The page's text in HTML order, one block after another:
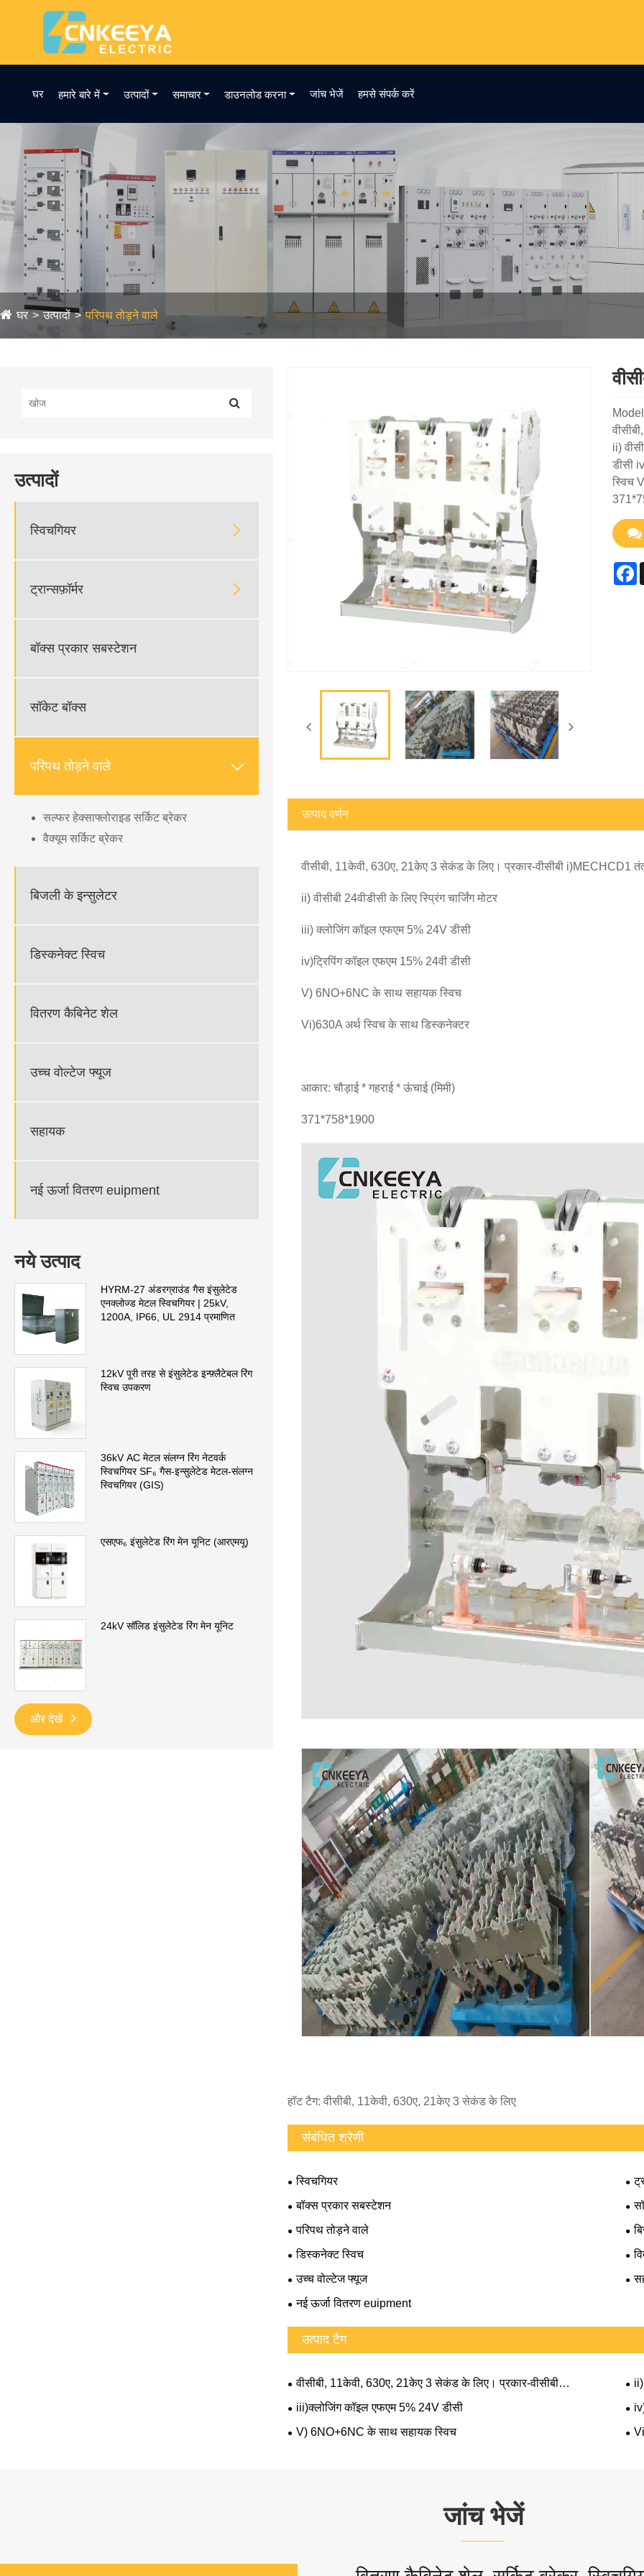
घर हमारे बारे में उत्पादों समाचार डाउनलोड करना जांच भेजें हमसे संपर्क करें
घर उत्पादों परिपथ तोड़ने वाले
उत्पादों
स्विचगियर 
ट्रान्सफ़ॉर्मर 
बॉक्स प्रकार सबस्टेशन
सॉकेट बॉक्स
परिपथ तोड़ने वाले 
सल्फर हेक्साफ्लोराइड सर्किट ब्रेकर
वैक्यूम सर्किट ब्रेकर
बिजली के इन्सुलेटर
डिस्कनेक्ट स्विच
वितरण कैबिनेट शेल
उच्च वोल्टेज फ्यूज
सहायक
नई ऊर्जा वितरण euipment
नये उत्पाद
HYRM-27 अंडरग्राउंड गैस इंसुलेटेड
एनक्लोज्ड मेटल स्विचगियर | 25kV,
1200A, IP66, UL 2914 प्रमाणित
12kV पूरी तरह से इंसुलेटेड इन्फ़्लैटेबल रिंग
स्विच उपकरण
36kV AC मेटल संलग्न रिंग नेटवर्क
स्विचगियर SF₆ गैस-इन्सुलेटेड मेटल-संलग्न
स्विचगियर (GIS)
एसएफ₆ इंसुलेटेड रिंग मेन यूनिट (आरएमयू)
24kV सॉलिड इंसुलेटेड रिंग मेन यूनिट
और देखें
ii)
डीसी
स्विच
उत्पाद वर्णन
वीसीबी, 11केवी, 630ए, 21केए 3 सेकंड के लिए। प्रकार-वीसीबी i)MECHCD1
ii) वीसीबी 24वीडीसी के लिए स्प्रिंग चार्जिंग मोटर
iii) क्लोजिंग कॉइल एफएम 5% 24V डीसी
iv)ट्रिपिंग कॉइल एफएम 15% 24वी डीसी
V) 6NO+6NC के साथ सहायक स्विच
Vi)630A अर्थ स्विच के साथ डिस्कनेक्टर
आकार: चौड़ाई * गहराई * ऊंचाई (मिमी)
371*758*1900
हॉट टैग: वीसीबी, 11केवी, 630ए, 21केए 3 सेकंड के लिए
संबंधित श्रेणी
स्विचगियर
बॉक्स प्रकार सबस्टेशन
परिपथ तोड़ने वाले
डिस्कनेक्ट स्विच
उच्च वोल्टेज फ्यूज
नई ऊर्जा वितरण euipment
उत्पाद टैग
वीसीबी, 11केवी, 630ए, 21केए 3 सेकंड के लिए। प्रकार-वीसीबी
i)MECHCD1 तंत्र
ii)
iii)क्लोजिंग कॉइल एफएम 5% 24V डीसी
V) 6NO+6NC के साथ सहायक स्विच
जांच भेजें